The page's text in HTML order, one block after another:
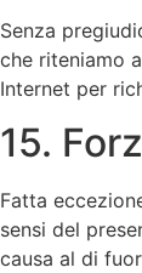
Senza
che riteniamo
Internet per
15.
Fatta
sensi del
causa al di